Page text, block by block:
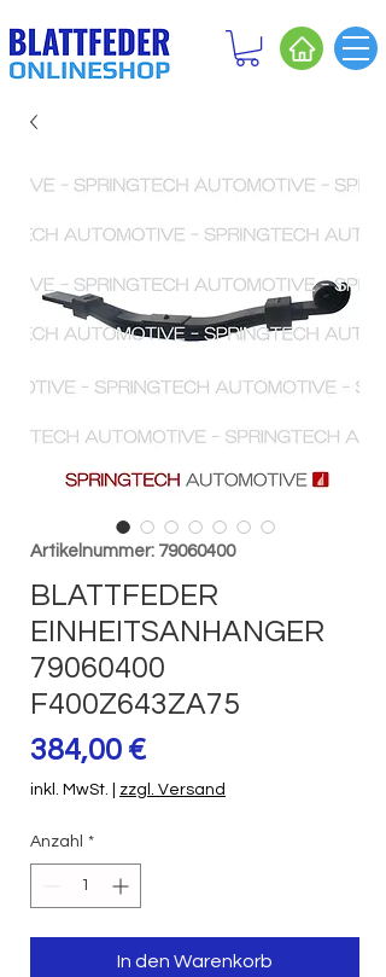
Artikelnummer: 79060400
BLATTFEDER
EINHEITSANHANGER
79060400
F400Z643ZA75
384,00 €Preis
inkl. MwSt. zzgl. Versand
Anzahl *
In den Warenkorb